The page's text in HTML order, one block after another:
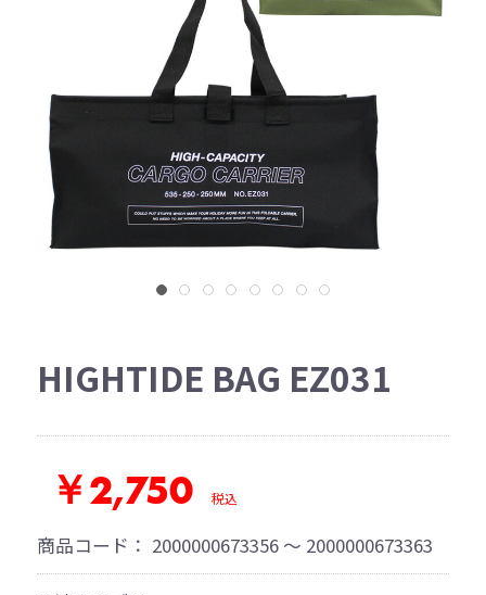
HIGHTIDE BAG EZ031
￥2,750 税込
商品コード： 2000000673356 ～ 2000000673363